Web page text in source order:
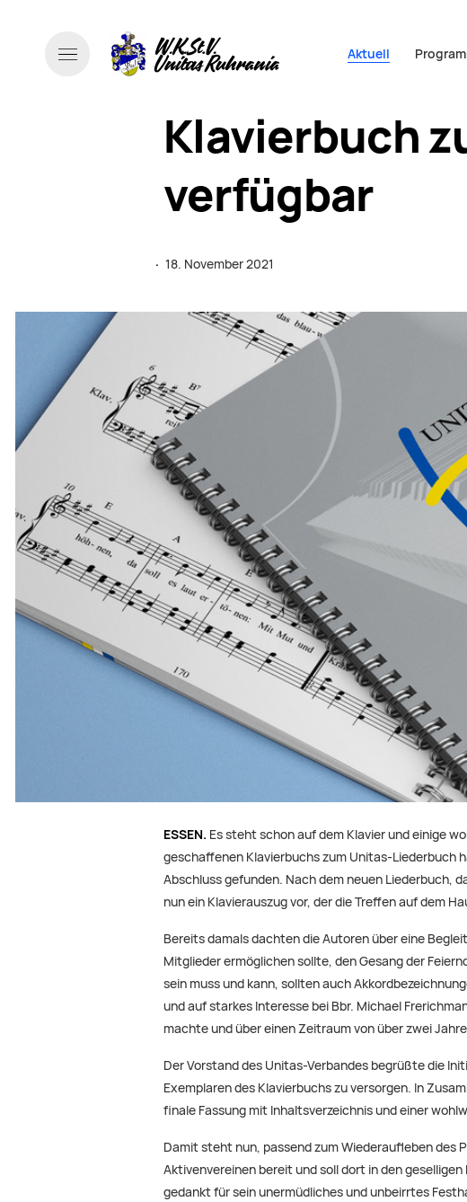
Navigation
Aktuell
Klavierbuch
verfügbar
· 18. November 2021
ESSEN. Es steht schon auf dem Klavier und einige
geschaffenen Klavierbuchs zum Unitas-Liederbuch
Abschluss gefunden. Nach dem neuen Liederbuch,
nun ein Klavierauszug vor, der die Treffen auf dem
Bereits damals dachten die Autoren über eine
Mitglieder ermöglichen sollte, den Gesang der
sein muss und kann, sollten auch
und auf starkes Interesse bei Bbr. Michael
machte und über einen Zeitraum von über zwei
Der Vorstand des Unitas-Verbandes begrüßte die
Exemplaren des Klavierbuchs zu versorgen. In
finale Fassung mit Inhaltsverzeichnis und einer
Damit steht nun, passend zum Wiederaufleben des
Aktivenvereinen bereit und soll dort in den
gedankt für sein unermüdliches und unbeirrtes